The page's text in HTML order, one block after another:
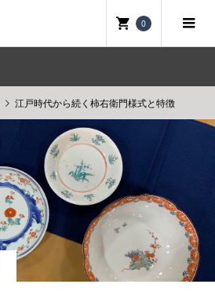
0
江戸時代から続く柿右衛門様式と特徴